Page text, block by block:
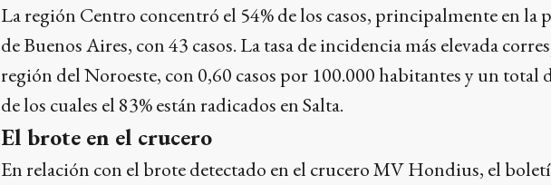
La región Centro concentró el 54% de los casos, principalmente en la
de Buenos Aires, con 43 casos. La tasa de incidencia más elevada
región del Noroeste, con 0,60 casos por 100.000 habitantes y un total
de los cuales el 83% están radicados en Salta.
El brote en el crucero
En relación con el brote detectado en el crucero MV Hondius, el